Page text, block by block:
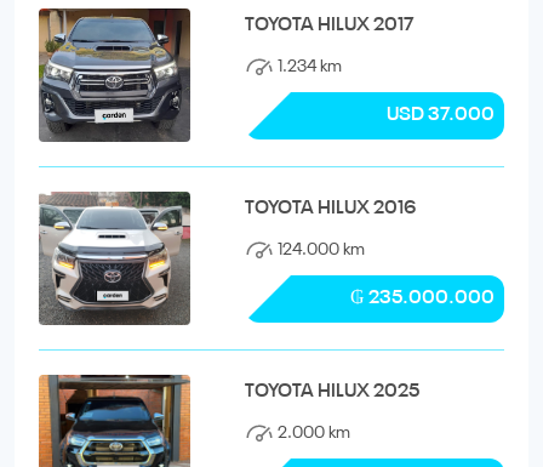
TOYOTA HILUX 2017
1.234 km
USD 37.000
TOYOTA HILUX 2016
124.000 km
₲ 235.000.000
TOYOTA HILUX 2025
2.000 km